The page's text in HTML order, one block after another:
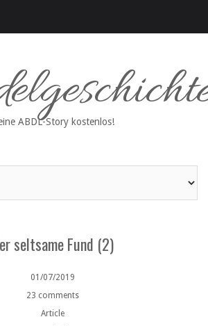
ABDL-Story kostenlos!
seltsame Fund (2)
01/07/2019
23 comments
Article